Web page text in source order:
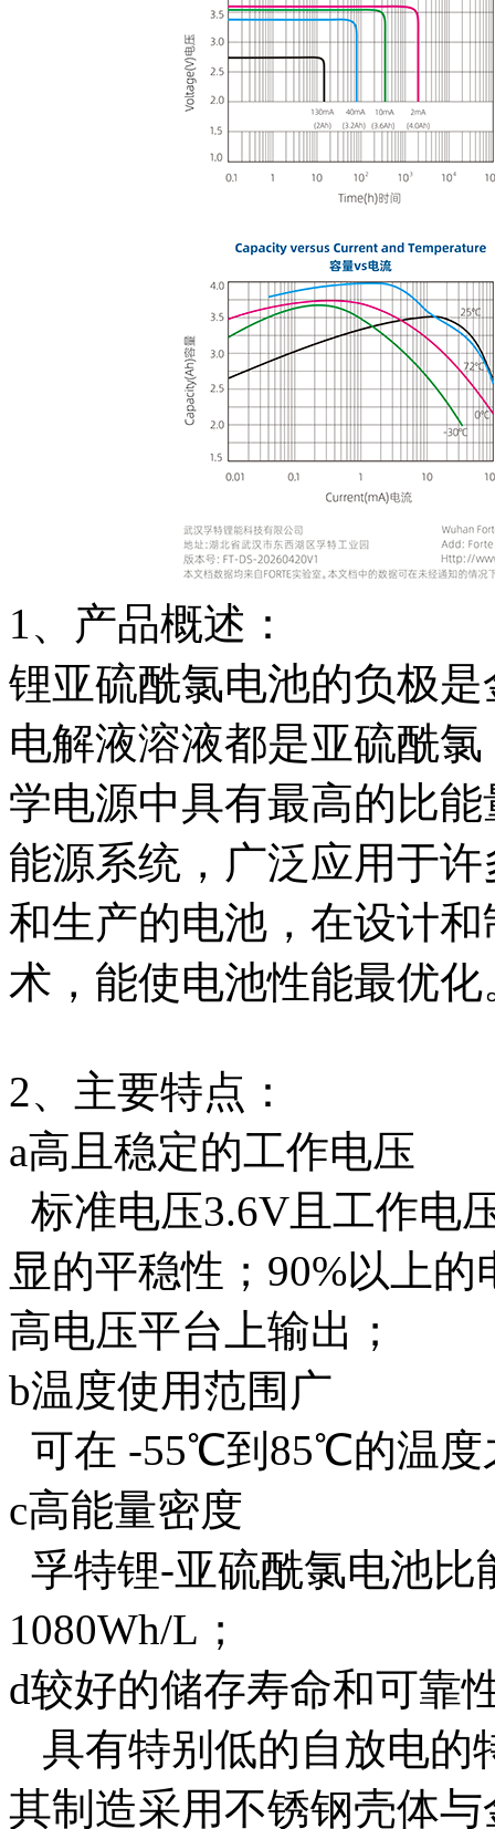
1、产品概述：
锂亚硫酰氯电池的负极
电解液溶液都是亚硫酰
学电源中具有最高的比
能源系统，广泛应用于
和生产的电池，在设计
术，能使电池性能最优化
2、主要特点：
a高且稳定的工作电压
标准电压3.6V且工作电
显的平稳性；90%以上
高电压平台上输出；
b温度使用范围广
可在 -55℃到85℃的温度
c高能量密度
孚特锂-亚硫酰氯电池比
1080Wh/L；
d较好的储存寿命和可靠
具有特别低的自放电的
其制造采用不锈钢壳体